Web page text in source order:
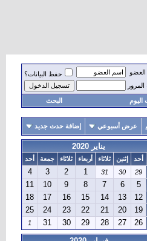
حفظ البيانات؟
البحث
عرض أسبوعي إضافة حدث جديد
يناير 2020
أحد إثنين ثلاثاء أربعاء ثلاثاء جمعة
أحد
29
30
31
1
2
3
4
5
6
7
8
9
10
11
12
13
14
15
16
17
18
19
20
21
22
23
24
25
26
27
28
29
30
31
1